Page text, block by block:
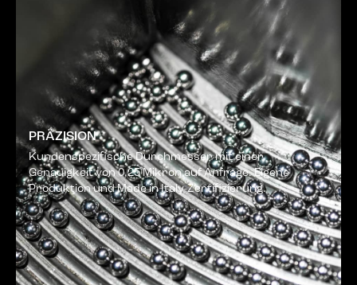
PRÄZISION
Kundenspezifische Durchmesser mit einer
Genauigkeit von 0,25 Mikron auf Anfrage. Eigene
Produktion und Made in Italy-Zertifizierung.